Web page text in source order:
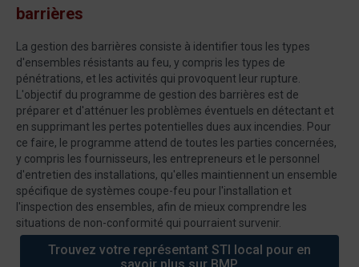
barrières
La gestion des barrières consiste à identifier tous les types
d'ensembles résistants au feu, y compris les types de
pénétrations, et les activités qui provoquent leur rupture.
L'objectif du programme de gestion des barrières est de
préparer et d'atténuer les problèmes éventuels en détectant et
en supprimant les pertes potentielles dues aux incendies. Pour
ce faire, le programme attend de toutes les parties concernées,
y compris les fournisseurs, les entrepreneurs et le personnel
d'entretien des installations, qu'elles maintiennent un ensemble
spécifique de systèmes coupe-feu pour l'installation et
l'inspection des ensembles, afin de mieux comprendre les
situations de non-conformité qui pourraient survenir.
Trouvez votre représentant STI local pour en